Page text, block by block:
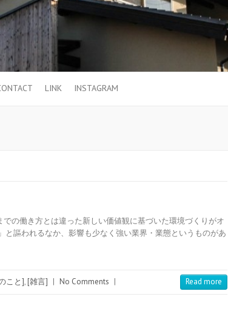
LINK INSTAGRAM
の働き方とは違った新しい価値観に基づいた環境づくりがオ
と謳われるなか、影響も少なく強い業界・業態というものがあ
こと], [雑言] | No Comments | Read more